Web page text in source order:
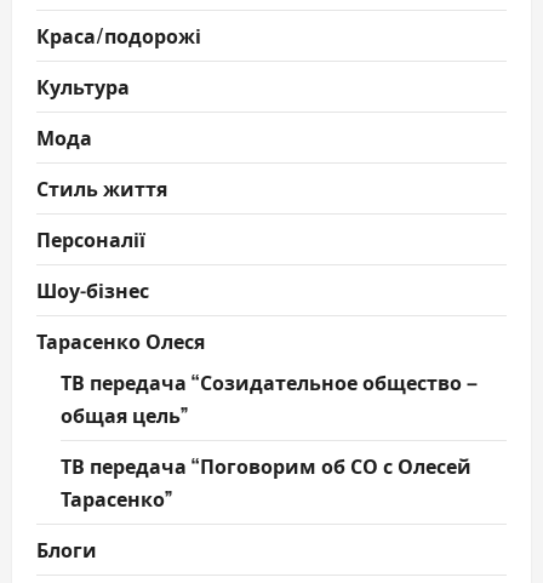
Краса/подорожі
Культура
Мода
Стиль життя
Персоналії
Шоу-бізнес
Тарасенко Олеся
ТВ передача “Созидательное общество –
общая цель”
ТВ передача “Поговорим об СО с Олесей
Тарасенко”
Блоги